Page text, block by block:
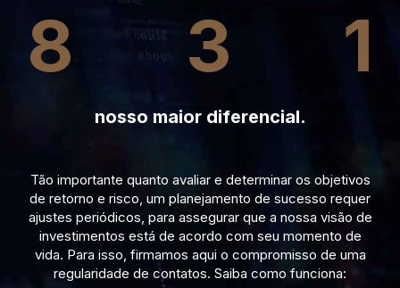
8 3 1
nosso maior diferencial.
Tão importante quanto avaliar e determinar os objetivos
de retorno e risco, um planejamento de sucesso requer
ajustes periódicos, para assegurar que a nossa visão de
investimentos está de acordo com seu momento de
vida. Para isso, firmamos aqui o compromisso de uma
regularidade de contatos. Saiba como funciona: